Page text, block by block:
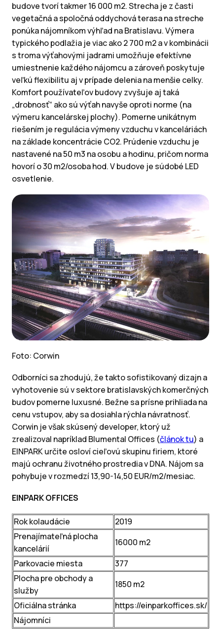
budove tvorí takmer 16 000 m2. Strecha je z časti
vegetačná a spoločná oddychová terasa na streche
ponúka nájomníkom výhľad na Bratislavu. Výmera
typického podlažia je viac ako 2 700 m2 a v kombinácii
s troma výťahovými jadrami umožňuje efektívne
umiestnenie každého nájomcu a zároveň poskytuje
veľkú flexibilitu aj v prípade delenia na menšie celky.
Komfort používateľov budovy zvyšuje aj taká
„drobnosť“ ako sú výťah navyše oproti norme (na
výmeru kancelárskej plochy). Pomerne unikátnym
riešením je regulácia výmeny vzduchu v kanceláriách
na základe koncentrácie CO2. Prúdenie vzduchu je
nastavené na 50 m3 na osobu a hodinu, pričom norma
hovorí o 30 m2/osoba hod. V budove je súdobé LED
osvetlenie.
Foto: Corwin
Odborníci sa zhodujú, že takto sofistikovaný dizajn a
vyhotovenie sú v sektore bratislavských komerčných
budov pomerne luxusné. Bežne sa prísne prihliada na
cenu vstupov, aby sa dosiahla rýchla návratnosť.
Corwin je však skúsený developer, ktorý už
zrealizoval napríklad Blumental Offices (článok tu) a
EINPARK určite osloví cieľovú skupinu firiem, ktoré
majú ochranu životného prostredia v DNA. Nájom sa
pohybuje v rozmedzí 13,90-14,50 EUR/m2/mesiac.
EINPARK OFFICES
Rok kolaudácie
2019
Prenajímateľná plocha
kancelárií
16000 m2
Parkovacie miesta
377
Plocha pre obchody a
služby
1850 m2
Oficiálna stránka
https://einparkoffices.sk/
Nájomníci